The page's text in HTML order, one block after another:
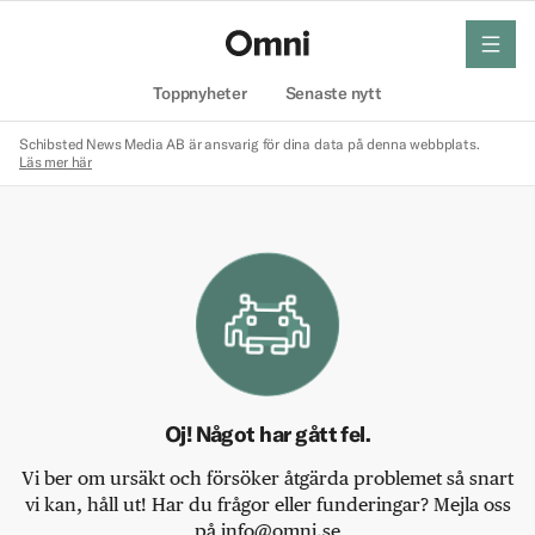
Toppnyheter Senaste nytt
meny
Schibsted News Media AB är ansvarig för dina data på denna webbplats.
Läs mer här
Oj! Något har gått fel.
Vi ber om ursäkt och försöker åtgärda problemet så snart
vi kan, håll ut! Har du frågor eller funderingar? Mejla oss